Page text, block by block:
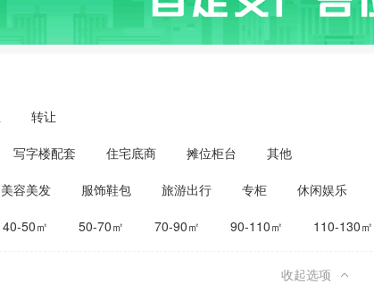
转让
写字楼配套 住宅底商 摊位柜台 其他
美容美发 服饰鞋包 旅游出行 专柜 休闲娱乐
40-50㎡ 50-70㎡ 70-90㎡ 90-110㎡ 110-130㎡
收起选项